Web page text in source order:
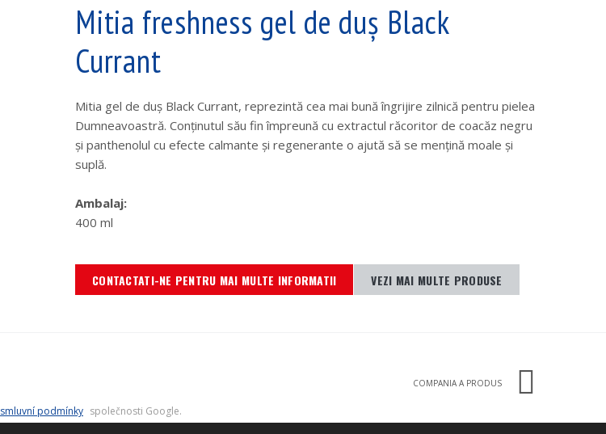
Mitia freshness gel de duş Black
Currant
Mitia gel de duş Black Currant, reprezintă cea mai bună îngrijire zilnică pentru pielea
Dumneavoastră. Conţinutul său fin împreună cu extractul răcoritor de coacăz negru
şi panthenolul cu efecte calmante şi regenerante o ajută să se menţină moale şi
suplă.
Ambalaj:
400 ml
CONTACTATI-NE PENTRU MAI MULTE INFORMATII VEZI MAI MULTE PRODUSE
COMPANIA A PRODUS
smluvní podmínky společnosti Google.